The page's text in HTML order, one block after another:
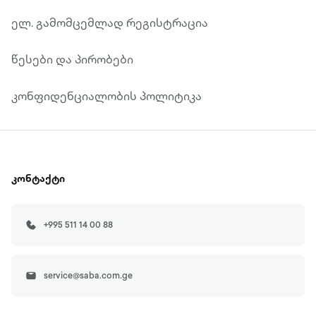
ელ. გამომცემლად რეგისტრაცია
წესები და პირობები
კონფიდენციალობის პოლიტიკა
კონტაქტი
+995 511 14 00 88
service@saba.com.ge